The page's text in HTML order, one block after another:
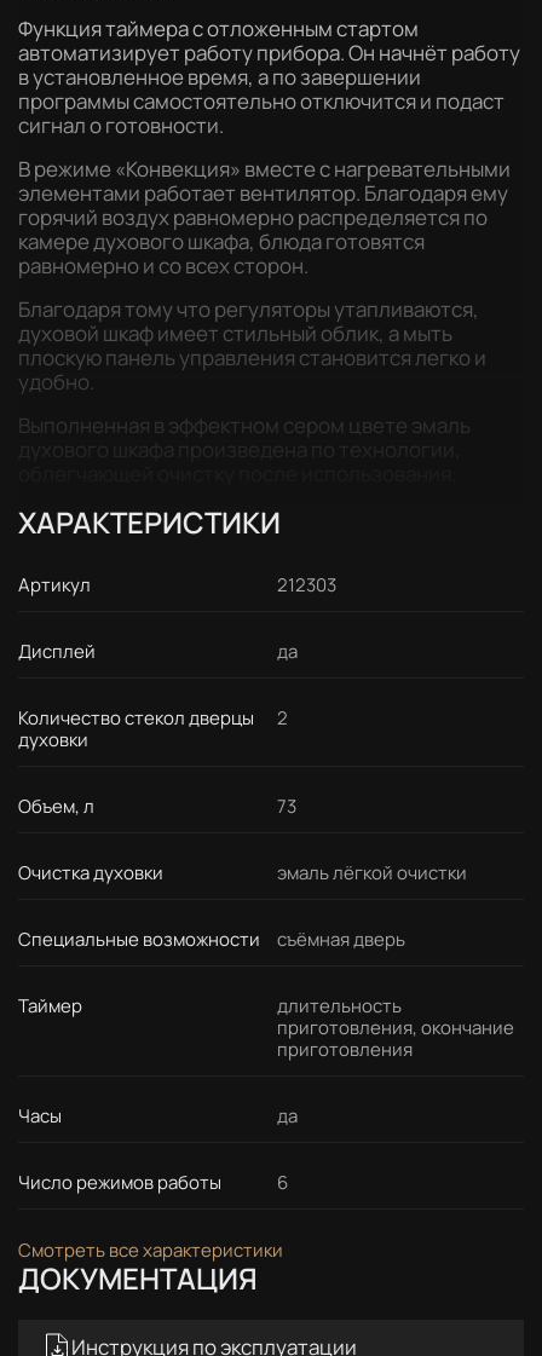
Функция таймера с отложенным стартом
автоматизирует работу прибора. Он начнёт работу
в установленное время, а по завершении
программы самостоятельно отключится и подаст
сигнал о готовности.
В режиме «Конвекция» вместе с нагревательными
элементами работает вентилятор. Благодаря ему
горячий воздух равномерно распределяется по
камере духового шкафа, блюда готовятся
равномерно и со всех сторон.
Благодаря тому что регуляторы утапливаются,
духовой шкаф имеет стильный облик, а мыть
плоскую панель управления становится легко и
удобно.
Выполненная в эффектном сером цвете эмаль
ХАРАКТЕРИСТИКИ
Артикул 212303
Дисплей да
Количество стекол дверцы
духовки
2
Объем, л 73
Очистка духовки эмаль лёгкой очистки
Специальные возможности съёмная дверь
Таймер
длительность
приготовления, окончание
приготовления
Часы да
Число режимов работы 6
Смотреть все характеристики
ДОКУМЕНТАЦИЯ
Инструкция по эксплуатации